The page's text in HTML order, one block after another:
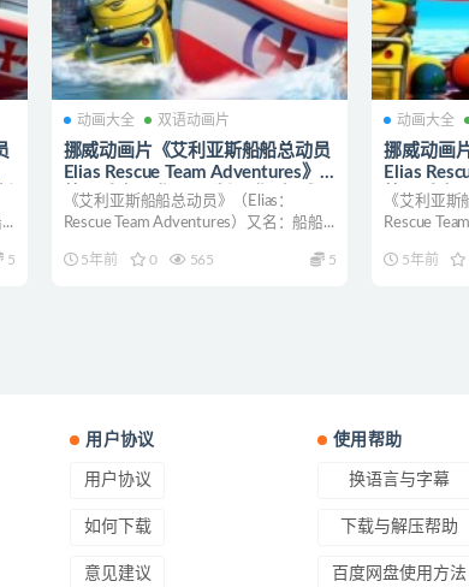
5
动画大全 双语动画片
挪威动画片《艾利亚斯船船总动员
Elias Rescue Team Adventures》
第一季全26集 国语版26集+挪威原
版26集 720P/MP4/2.98G 艾利亚
《艾利亚斯船船总动员》（Elias：
Rescue Team Adventures）又名：船船...
5年前 0 565 5
动画大全
挪威动画
Elias
第二季全
版13集
《艾利亚斯
Rescue
5年前
用户协议
用户协议
如何下载
意见建议
使用帮助
换语言与字幕
下载与解压帮助
百度网盘使用方法